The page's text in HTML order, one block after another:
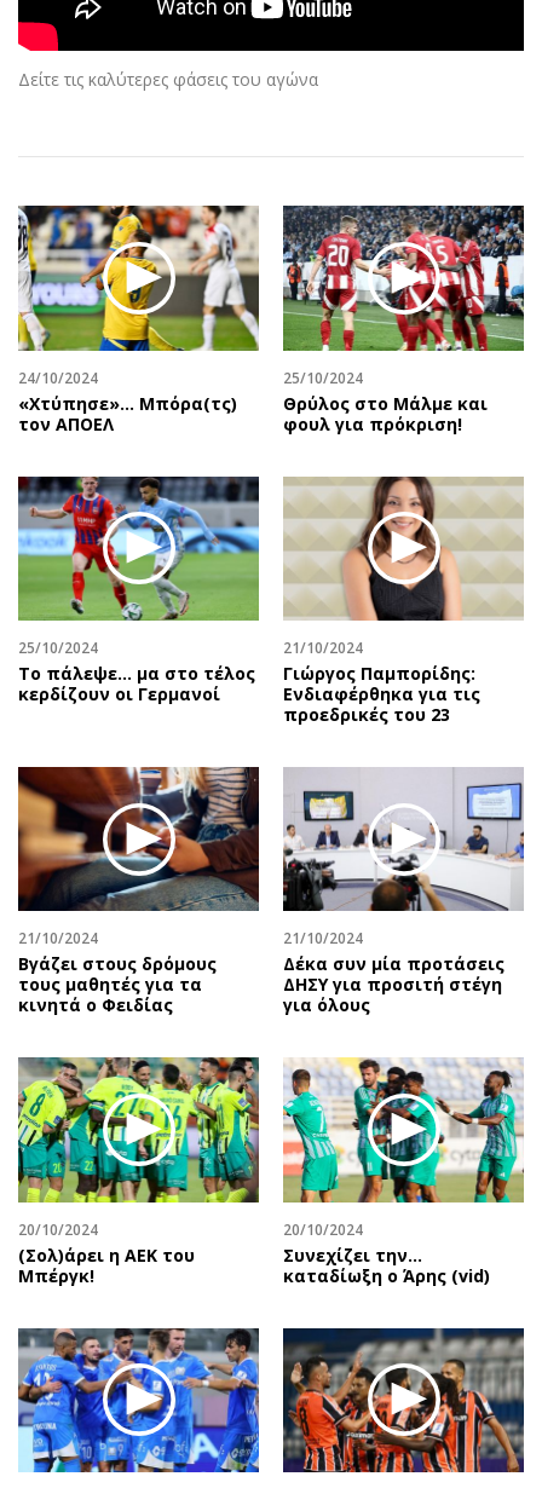
Αθλητισμός
Κύπρος
Ελλάδα
Κληρώσεις Allwyn
Οικονομία
Real Estate
Επιχειρήσεις
Αγορές
Money Review
AstroBank Properties
Ενέργεια
Ναυτιλία
Περιβάλλον
Ελλάδα
Κόσμος
Παράξενα
Πολιτισμός
Μουσική
Εικαστικά
Βιβλίο
Χειρόγραφα
Geek
Νέα
Κινητά-tablets
Αυτοκίνηση
Πολιτική
Οικονομία
Γενικά
Αναδρομές
Πρόσωπα
Περιβάλλον
Γυναίκα
Showbiz
Ταξίδια
Συνταγές
Έξοδος
Media
Εκπομπές
Wine routes
Uncut
Προσφορές
Προσωπικότητες στην ''Κ''
Επιστολές
Δείτε τις καλύτερες φάσεις του αγώνα
24/10/2024
«Χτύπησε»… Μπόρα(τς)
τον ΑΠΟΕΛ
25/10/2024
Θρύλος στο Μάλμε και
φουλ για πρόκριση!
25/10/2024
Το πάλεψε... μα στο τέλος
κερδίζουν οι Γερμανοί
21/10/2024
Γιώργος Παμπορίδης:
Ενδιαφέρθηκα για τις
προεδρικές του 23
21/10/2024
Βγάζει στους δρόμους
τους μαθητές για τα
κινητά ο Φειδίας
21/10/2024
Δέκα συν μία προτάσεις
ΔΗΣΥ για προσιτή στέγη
για όλους
20/10/2024
(Σολ)άρει η ΑΕΚ του
Μπέργκ!
20/10/2024
Συνεχίζει την…
καταδίωξη ο Άρης (vid)